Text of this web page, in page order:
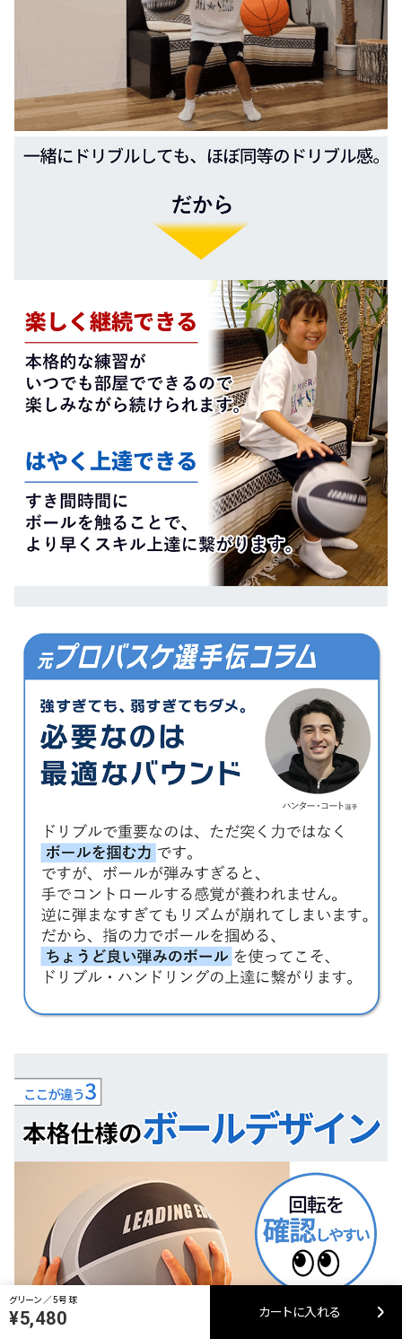
グリーン／5号球
¥5,480 カートに入れる